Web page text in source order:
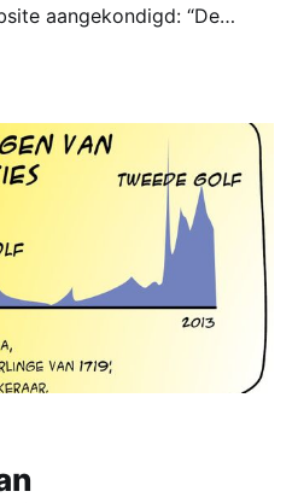
aangekondigd: “De
staat als uitvloeisel van